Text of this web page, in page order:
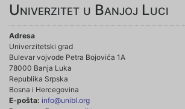
Univerzitet u Banjoj Luci
Adresa
Univerzitetski grad
Bulevar vojvode Petra Bojovića 1A
78000 Banja Luka
Republika Srpska
Bosna i Hercegovina
E-pošta: info@unibl.org